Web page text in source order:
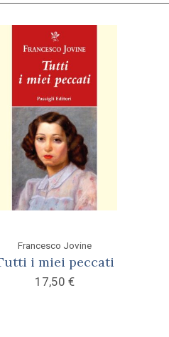
Francesco Jovine
i miei peccati
17,50€